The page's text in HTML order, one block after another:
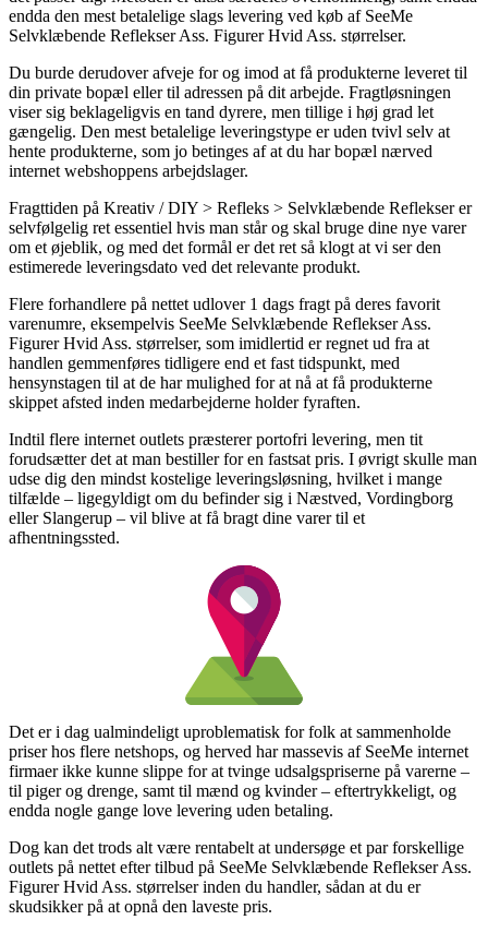
endda den mest betalelige slags levering ved køb af SeeMe
Selvklæbende Reflekser Ass. Figurer Hvid Ass. størrelser.
Du burde derudover afveje for og imod at få produkterne leveret til
din private bopæl eller til adressen på dit arbejde. Fragtløsningen
viser sig beklageligvis en tand dyrere, men tillige i høj grad let
gængelig. Den mest betalelige leveringstype er uden tvivl selv at
hente produkterne, som jo betinges af at du har bopæl nærved
internet webshoppens arbejdslager.
Fragttiden på Kreativ / DIY > Refleks > Selvklæbende Reflekser er
selvfølgelig ret essentiel hvis man står og skal bruge dine nye varer
om et øjeblik, og med det formål er det ret så klogt at vi ser den
estimerede leveringsdato ved det relevante produkt.
Flere forhandlere på nettet udlover 1 dags fragt på deres favorit
varenumre, eksempelvis SeeMe Selvklæbende Reflekser Ass.
Figurer Hvid Ass. størrelser, som imidlertid er regnet ud fra at
handlen gemmenføres tidligere end et fast tidspunkt, med
hensynstagen til at de har mulighed for at nå at få produkterne
skippet afsted inden medarbejderne holder fyraften.
Indtil flere internet outlets præsterer portofri levering, men tit
forudsætter det at man bestiller for en fastsat pris. I øvrigt skulle man
udse dig den mindst kostelige leveringsløsning, hvilket i mange
tilfælde – ligegyldigt om du befinder sig i Næstved, Vordingborg
eller Slangerup – vil blive at få bragt dine varer til et
afhentningssted.
Det er i dag ualmindeligt uproblematisk for folk at sammenholde
priser hos flere netshops, og herved har massevis af SeeMe internet
firmaer ikke kunne slippe for at tvinge udsalgspriserne på varerne –
til piger og drenge, samt til mænd og kvinder – eftertrykkeligt, og
endda nogle gange love levering uden betaling.
Dog kan det trods alt være rentabelt at undersøge et par forskellige
outlets på nettet efter tilbud på SeeMe Selvklæbende Reflekser Ass.
Figurer Hvid Ass. størrelser inden du handler, sådan at du er
skudsikker på at opnå den laveste pris.